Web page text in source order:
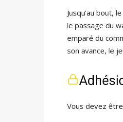
Jusqu’au bout,
le passage du
emparé du
son avance, le
Vous devez